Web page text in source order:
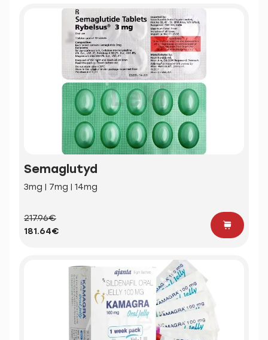
Semaglutyd
3mg | 7mg | 14mg
217.96€
181.64€